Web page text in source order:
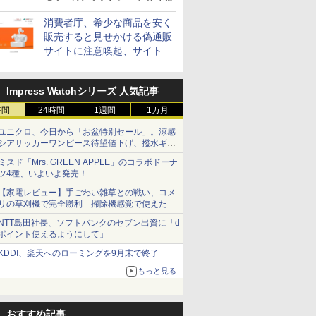
消費者庁、希少な商品を安く
販売すると見せかける偽通販
サイトに注意喚起、サイト名
Impress Watchシリーズ 人気記事
24時間 1週間 1カ月
ニクロ、今日から「お盆特別セール」。涼感
アサッカーワンピース待望値下げ、撥水ギア
ョーツは1990円に
スド「Mrs. GREEN APPLE」のコラボドーナ
4種、いよいよ発売！
家電レビュー】手ごわい雑草との戦い、コメ
の草刈機で完全勝利 掃除機感覚で使えた
島田社長、ソフトバンクのセブン出資に「d
イント使えるようにして」
、楽天へのローミングを9月末で終了
もっと見る